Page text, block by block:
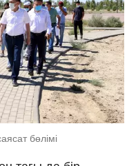
бөлімі